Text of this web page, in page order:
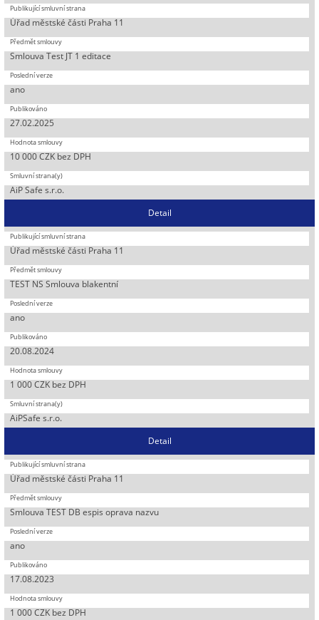
Úřad městské části Praha 11
Smlouva Test JT 1 editace
ano
27.02.2025
10 000 CZK bez DPH
AiP Safe s.r.o.
Detail
Úřad městské části Praha 11
TEST NS Smlouva blakentní
ano
20.08.2024
1 000 CZK bez DPH
AiPSafe s.r.o.
Detail
Úřad městské části Praha 11
Smlouva TEST DB espis oprava nazvu
ano
17.08.2023
1 000 CZK bez DPH